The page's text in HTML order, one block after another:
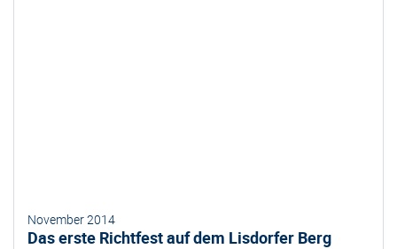
November 2014
Das erste Richtfest auf dem Lisdorfer Berg